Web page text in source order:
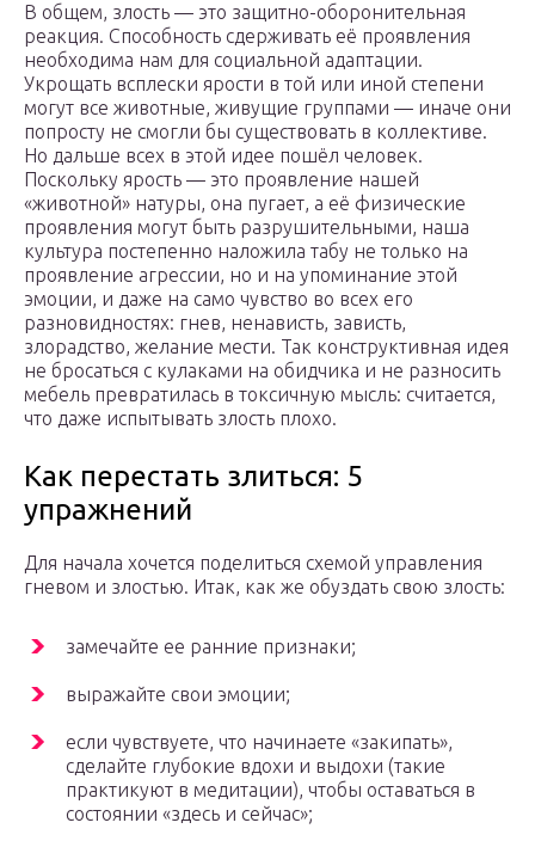
В общем, злость — это защитно-оборонительная
реакция. Способность сдерживать её проявления
необходима нам для социальной адаптации.
Укрощать всплески ярости в той или иной степени
могут все животные, живущие группами — иначе они
попросту не смогли бы существовать в коллективе.
Но дальше всех в этой идее пошёл человек.
Поскольку ярость — это проявление нашей
«животной» натуры, она пугает, а её физические
проявления могут быть разрушительными, наша
культура постепенно наложила табу не только на
проявление агрессии, но и на упоминание этой
эмоции, и даже на само чувство во всех его
разновидностях: гнев, ненависть, зависть,
злорадство, желание мести. Так конструктивная идея
не бросаться с кулаками на обидчика и не разносить
мебель превратилась в токсичную мысль: считается,
что даже испытывать злость плохо.
Как перестать злиться: 5
упражнений
Для начала хочется поделиться схемой управления
гневом и злостью. Итак, как же обуздать свою злость:
замечайте ее ранние признаки;
выражайте свои эмоции;
если чувствуете, что начинаете «закипать»,
сделайте глубокие вдохи и выдохи (такие
практикуют в медитации), чтобы оставаться в
состоянии «здесь и сейчас»;